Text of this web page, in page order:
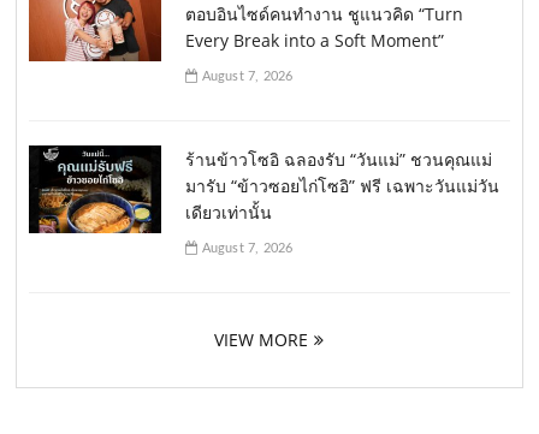
ตอบอินไซด์คนทำงาน ชูแนวคิด “Turn
Every Break into a Soft Moment”
August 7, 2026
ร้านข้าวโซอิ ฉลองรับ “วันแม่” ชวนคุณแม่
มารับ “ข้าวซอยไก่โซอิ” ฟรี เฉพาะวันแม่วัน
เดียวเท่านั้น
August 7, 2026
VIEW MORE